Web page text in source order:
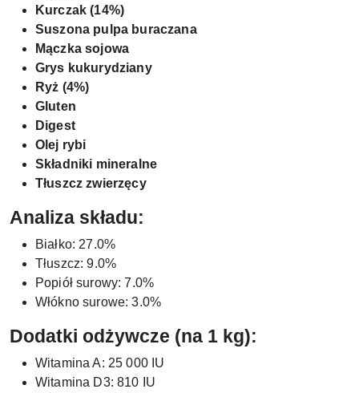
Kurczak (14%)
Suszona pulpa buraczana
Mączka sojowa
Grys kukurydziany
Ryż (4%)
Gluten
Digest
Olej rybi
Składniki mineralne
Tłuszcz zwierzęcy
Analiza składu:
Białko: 27.0%
Tłuszcz: 9.0%
Popiół surowy: 7.0%
Włókno surowe: 3.0%
Dodatki odżywcze (na 1 kg):
Witamina A: 25 000 IU
Witamina D3: 810 IU